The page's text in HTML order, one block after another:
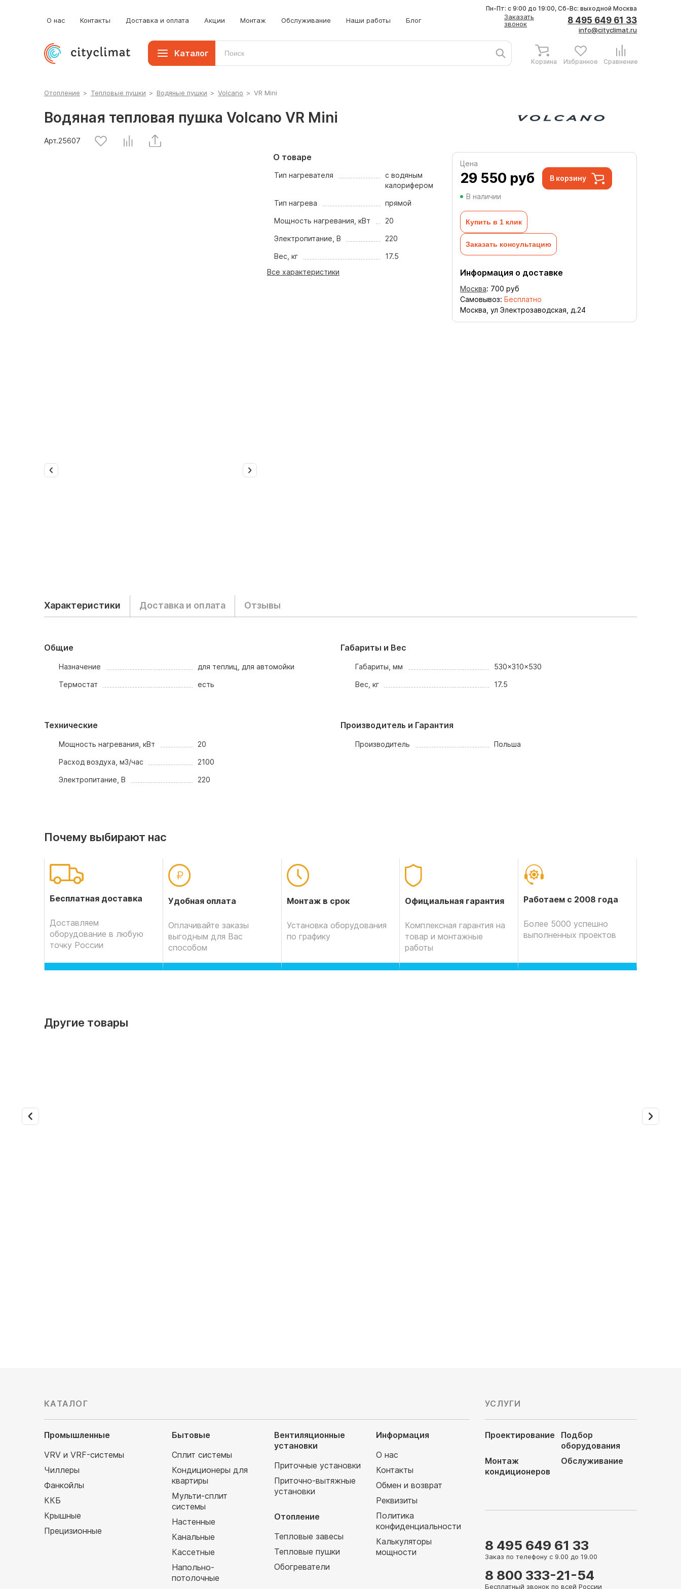
О нас Контакты Доставка и оплата Акции Монтаж Обслуживание Наши работы Блог
Заказать
звонок
8 495 649 61 33
info@cityclimat.ru
Пн-Пт: с 9:00 до 19:00, Сб-Вс: выходной Москва
Каталог
Корзина Избранное Сравнение
Отопление > Тепловые пушки > Водяные пушки > Volcano > VR Mini
Водяная тепловая пушка Volcano VR Mini
Арт.25607
О товаре
Тип нагревателя
с водяным
калорифером
Тип нагрева прямой
Мощность нагревания, кВт 20
Электропитание, В 220
Вес, кг
17.5
Все характеристики
Цена
29 550 руб В корзину
В наличии
Купить в 1 клик
Заказать консультацию
Информация о доставке
Москва: 700 руб
Самовывоз: Бесплатно
Москва, ул Электрозаводская, д.24
Характеристики Доставка и оплата Отзывы
Общие
Назначение для теплиц, для автомойки
Термостат есть
Технические
Мощность нагревания, кВт 20
Расход воздуха, м3/час 2100
Электропитание, В 220
Габариты и Вес
Габариты, мм 530x310x530
Вес, кг 17.5
Производитель и Гарантия
Производитель Польша
Почему выбирают нас
Бесплатная доставка
Доставляем
оборудование в любую
точку России
Удобная оплата
Оплачивайте заказы
выгодным для Вас
способом
Монтаж в срок
Установка оборудования
по графику
Официальная гарантия
Комплексная гарантия на
товар и монтажные
работы
Работаем с 2008 года
Более 5000 успешно
выполненных проектов
Другие товары
КАТАЛОГ
Промышленные
VRV и VRF-системы
Чиллеры
Фанкойлы
ККБ
Крышные
Прецизионные
Бытовые
Сплит системы
Кондиционеры для
квартиры
Мульти-сплит
системы
Настенные
Канальные
Кассетные
Напольно-
потолочные
Вентиляционные
установки
Приточные установки
Приточно-вытяжные
установки
Отопление
Тепловые завесы
Тепловые пушки
Обогреватели
Информация
О нас
Контакты
Обмен и возврат
Реквизиты
Политика
конфиденциальности
Калькуляторы
мощности
УСЛУГИ
Проектирование
Подбор
оборудования
Монтаж
кондиционеров
Обслуживание
8 495 649 61 33
Заказ по телефону с 9.00 до 19.00
8 800 333-21-54
Бесплатный звонок по всей России